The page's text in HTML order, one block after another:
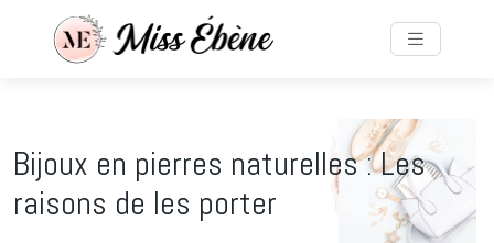
Bijoux en pierres naturelles : Les
raisons de les porter